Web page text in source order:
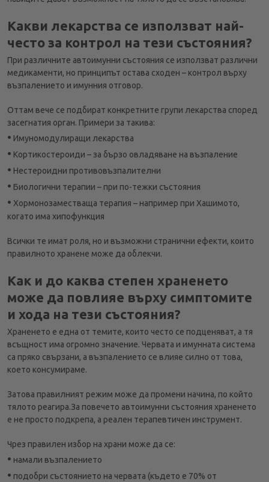
Какви лекарства се използват най-
често за контрол на тези състояния?
При различните автоимунни състояния се използват различни
медикаменти, но принципът остава сходен – контрол върху
възпалението и имунния отговор.
Оттам вече се подбират конкретните групи лекарства според
засегнатия орган. Примери за такива:
• Имуномодулиращи лекарства
• Кортикостероиди – за бързо овладяване на възпаление
• Нестероидни противовъзпалителни
• Биологични терапии – при по-тежки състояния
• Хормонозаместваща терапия – например при Хашимото,
когато има хипофункция
Всички те имат роля, но и възможни странични ефекти, които
правилното хранене може да облекчи.
Как и до каква степен храненето
може да повлияе върху симптомите
и хода на тези състояния?
Храненето е една от темите, които често се подценяват, а тя
всъщност има огромно значение. Червата и имунната система
са пряко свързани, а възпалението се влияе силно от това,
което консумираме.
Затова правилният режим може да промени начина, по който
тялото реагира.За повечето автоимунни състояния храненето
е не просто подкрепа, а реален терапевтичен инструмент.
Чрез правилен избор на храни може да се:
• намали възпалението
• подобри състоянието на червата (където е 70% от